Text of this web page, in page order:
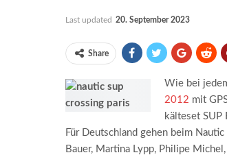
Last updated 20. September 2023
Share
Wie bei
2012 mit
kälteset
Für Deutschland gehen beim
Bauer, Martina Lypp, Philipe